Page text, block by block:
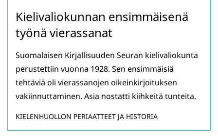
Kielivaliokunnan ensimmäisenä
työnä vierassanat
Suomalaisen Kirjallisuuden Seuran kielivaliokunta
perustettiin vuonna 1928. Sen ensimmäisiä
tehtäviä oli vierassanojen oikeinkirjoituksen
vakiinnuttaminen. Asia nostatti kiihkeitä tunteita.
KIELENHUOLLON PERIAATTEET JA HISTORIA